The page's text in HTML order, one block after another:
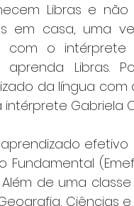
Libras e
em casa, uma
com o
Libras.
da língua
intérprete Gabriela
Fundamental
Além de uma
Ciências